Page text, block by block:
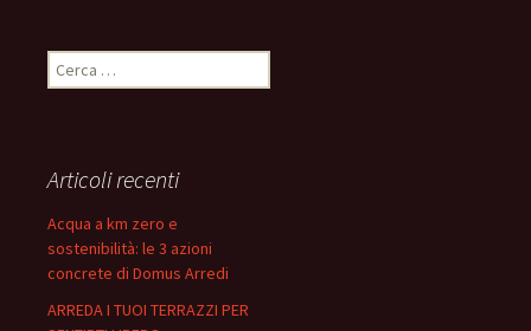
Ricerca
per:
Articoli recenti
Acqua a km zero e
sostenibilità: le 3 azioni
concrete di Domus Arredi
ARREDA I TUOI TERRAZZI PER